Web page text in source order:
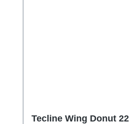
Tecline Wing Donut 22